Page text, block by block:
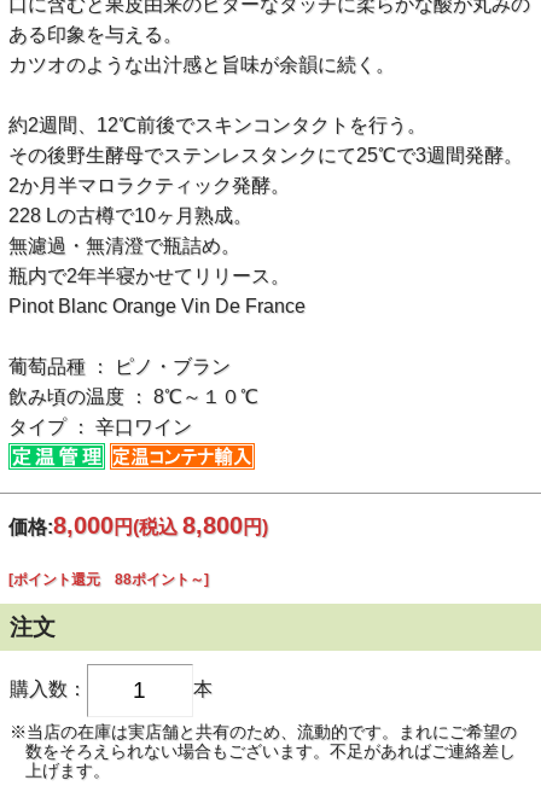
口に含むと果皮由来のビターなタッチに柔らかな酸が丸みの
ある印象を与える。
カツオのような出汁感と旨味が余韻に続く。
約2週間、12℃前後でスキンコンタクトを行う。
その後野生酵母でステンレスタンクにて25℃で3週間発酵。
2か月半マロラクティック発酵。
228 Lの古樽で10ヶ月熟成。
無濾過・無清澄で瓶詰め。
瓶内で2年半寝かせてリリース。
Pinot Blanc Orange Vin De France
葡萄品種 ： ピノ・ブラン
飲み頃の温度 ： 8℃～１０℃
タイプ ： 辛口ワイン
価格:8,000円(税込 8,800円)
[ポイント還元 88ポイント～]
注文
購入数： 本
※当店の在庫は実店舗と共有のため、流動的です。まれにご希望の
数をそろえられない場合もございます。不足があればご連絡差し
上げます。